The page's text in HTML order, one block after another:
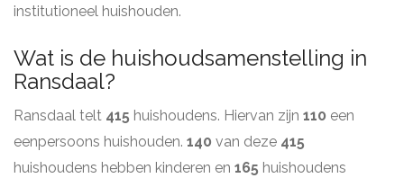
institutioneel huishouden.
Wat is de huishoudsamenstelling in
Ransdaal?
Ransdaal telt 415 huishoudens. Hiervan zijn 110 een
eenpersoons huishouden. 140 van deze 415
huishoudens hebben kinderen en 165 huishoudens